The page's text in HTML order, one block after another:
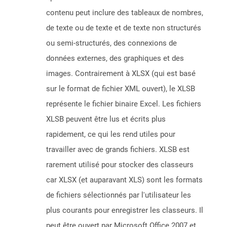
contenu peut inclure des tableaux de nombres,
de texte ou de texte et de texte non structurés
ou semi-structurés, des connexions de
données externes, des graphiques et des
images. Contrairement à XLSX (qui est basé
sur le format de fichier XML ouvert), le XLSB
représente le fichier binaire Excel. Les fichiers
XLSB peuvent être lus et écrits plus
rapidement, ce qui les rend utiles pour
travailler avec de grands fichiers. XLSB est
rarement utilisé pour stocker des classeurs
car XLSX (et auparavant XLS) sont les formats
de fichiers sélectionnés par l'utilisateur les
plus courants pour enregistrer les classeurs. Il